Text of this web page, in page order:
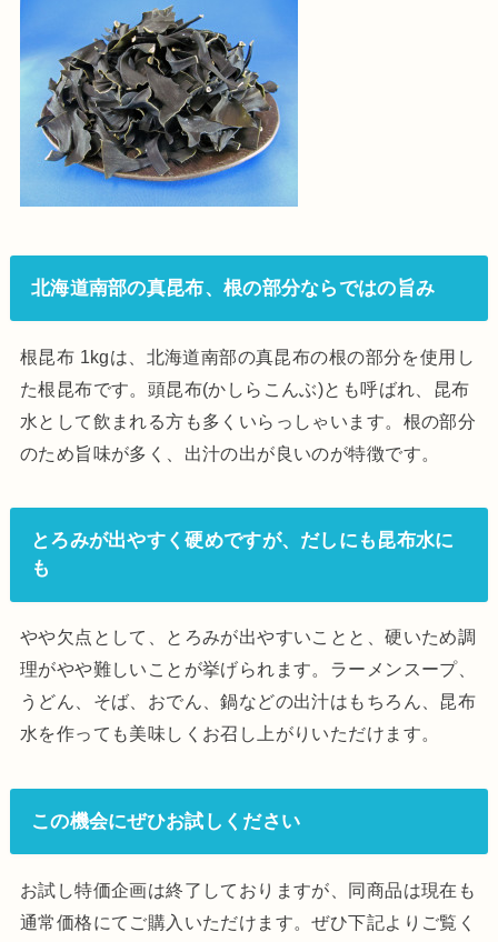
北海道南部の真昆布、根の部分ならではの旨み
根昆布 1kgは、北海道南部の真昆布の根の部分を使用し
た根昆布です。頭昆布(かしらこんぶ)とも呼ばれ、昆布
水として飲まれる方も多くいらっしゃいます。根の部分
のため旨味が多く、出汁の出が良いのが特徴です。
とろみが出やすく硬めですが、だしにも昆布水に
も
やや欠点として、とろみが出やすいことと、硬いため調
理がやや難しいことが挙げられます。ラーメンスープ、
うどん、そば、おでん、鍋などの出汁はもちろん、昆布
水を作っても美味しくお召し上がりいただけます。
この機会にぜひお試しください
お試し特価企画は終了しておりますが、同商品は現在も
通常価格にてご購入いただけます。ぜひ下記よりご覧く